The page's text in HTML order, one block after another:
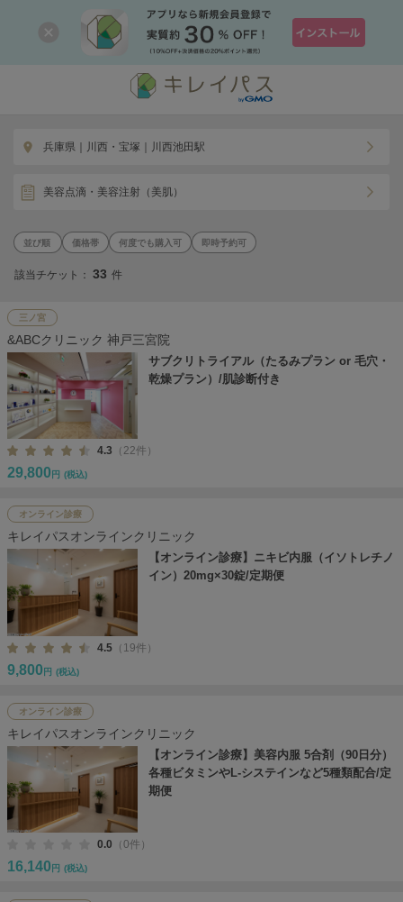
兵庫県｜川西・宝塚｜川西池田駅
美容点滴・美容注射（美肌）
価格帯 何度でも購入可 即時予約可
該当チケット： 33 件
三ノ宮
&ABCクリニック 神戸三宮院
サブクリトライアル（たるみプラン or 毛穴・
乾燥プラン）/肌診断付き
4.3 （22件）
29,800 円 (税込)
オンライン診療
キレイパスオンラインクリニック
【オンライン診療】ニキビ内服（イソトレチノ
イン）20mg×30錠/定期便
4.5 （19件）
9,800 円 (税込)
オンライン診療
キレイパスオンラインクリニック
【オンライン診療】美容内服 5合剤（90日分）
各種ビタミンやL-システインなど5種類配合/定
期便
0.0 （0件）
16,140 円 (税込)